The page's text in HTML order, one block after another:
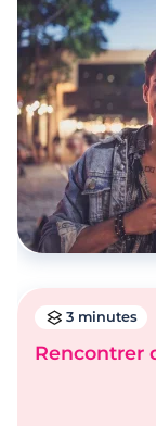
3 minutes
Rencontrer